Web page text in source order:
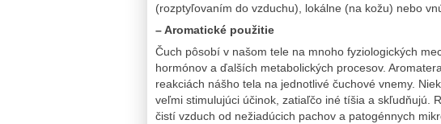
(rozptyľovaním do vzduchu), lokálne (na kožu) nebo
– Aromatické použitie
Čuch pôsobí v našom tele na mnoho fyziologických
hormónov a ďalších metabolických procesov.
reakciách nášho tela na jednotlivé čuchové vnemy.
veľmi stimulujúci účinok, zatiaľčo iné tíšia a skľudňujú.
čistí vzduch od nežiadúcich pachov a patogénnych